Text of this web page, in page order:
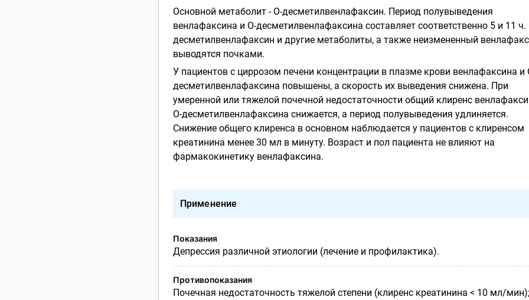
Основной метаболит - О-десметилвенлафаксин. Период полувыведения
венлафаксина и О-десметилвенлафаксина составляет соответственно 5 и 11 ч.
десметилвенлафаксин и другие метаболиты, а также неизмененный
выводятся почками.
У пациентов с циррозом печени концентрации в плазме крови венлафаксина и
десметилвенлафаксина повышены, а скорость их выведения снижена. При
умеренной или тяжелой почечной недостаточности общий клиренс
О-десметилвенлафаксина снижается, а период полувыведения удлиняется.
Снижение общего клиренса в основном наблюдается у пациентов с клиренсом
креатинина менее 30 мл в минуту. Возраст и пол пациента не влияют на
фармакокинетику венлафаксина.
Применение
Показания
Депрессия различной этиологии (лечение и профилактика).
Противопоказания
Почечная недостаточность тяжелой степени (клиренс креатинина < 10 мл/мин);